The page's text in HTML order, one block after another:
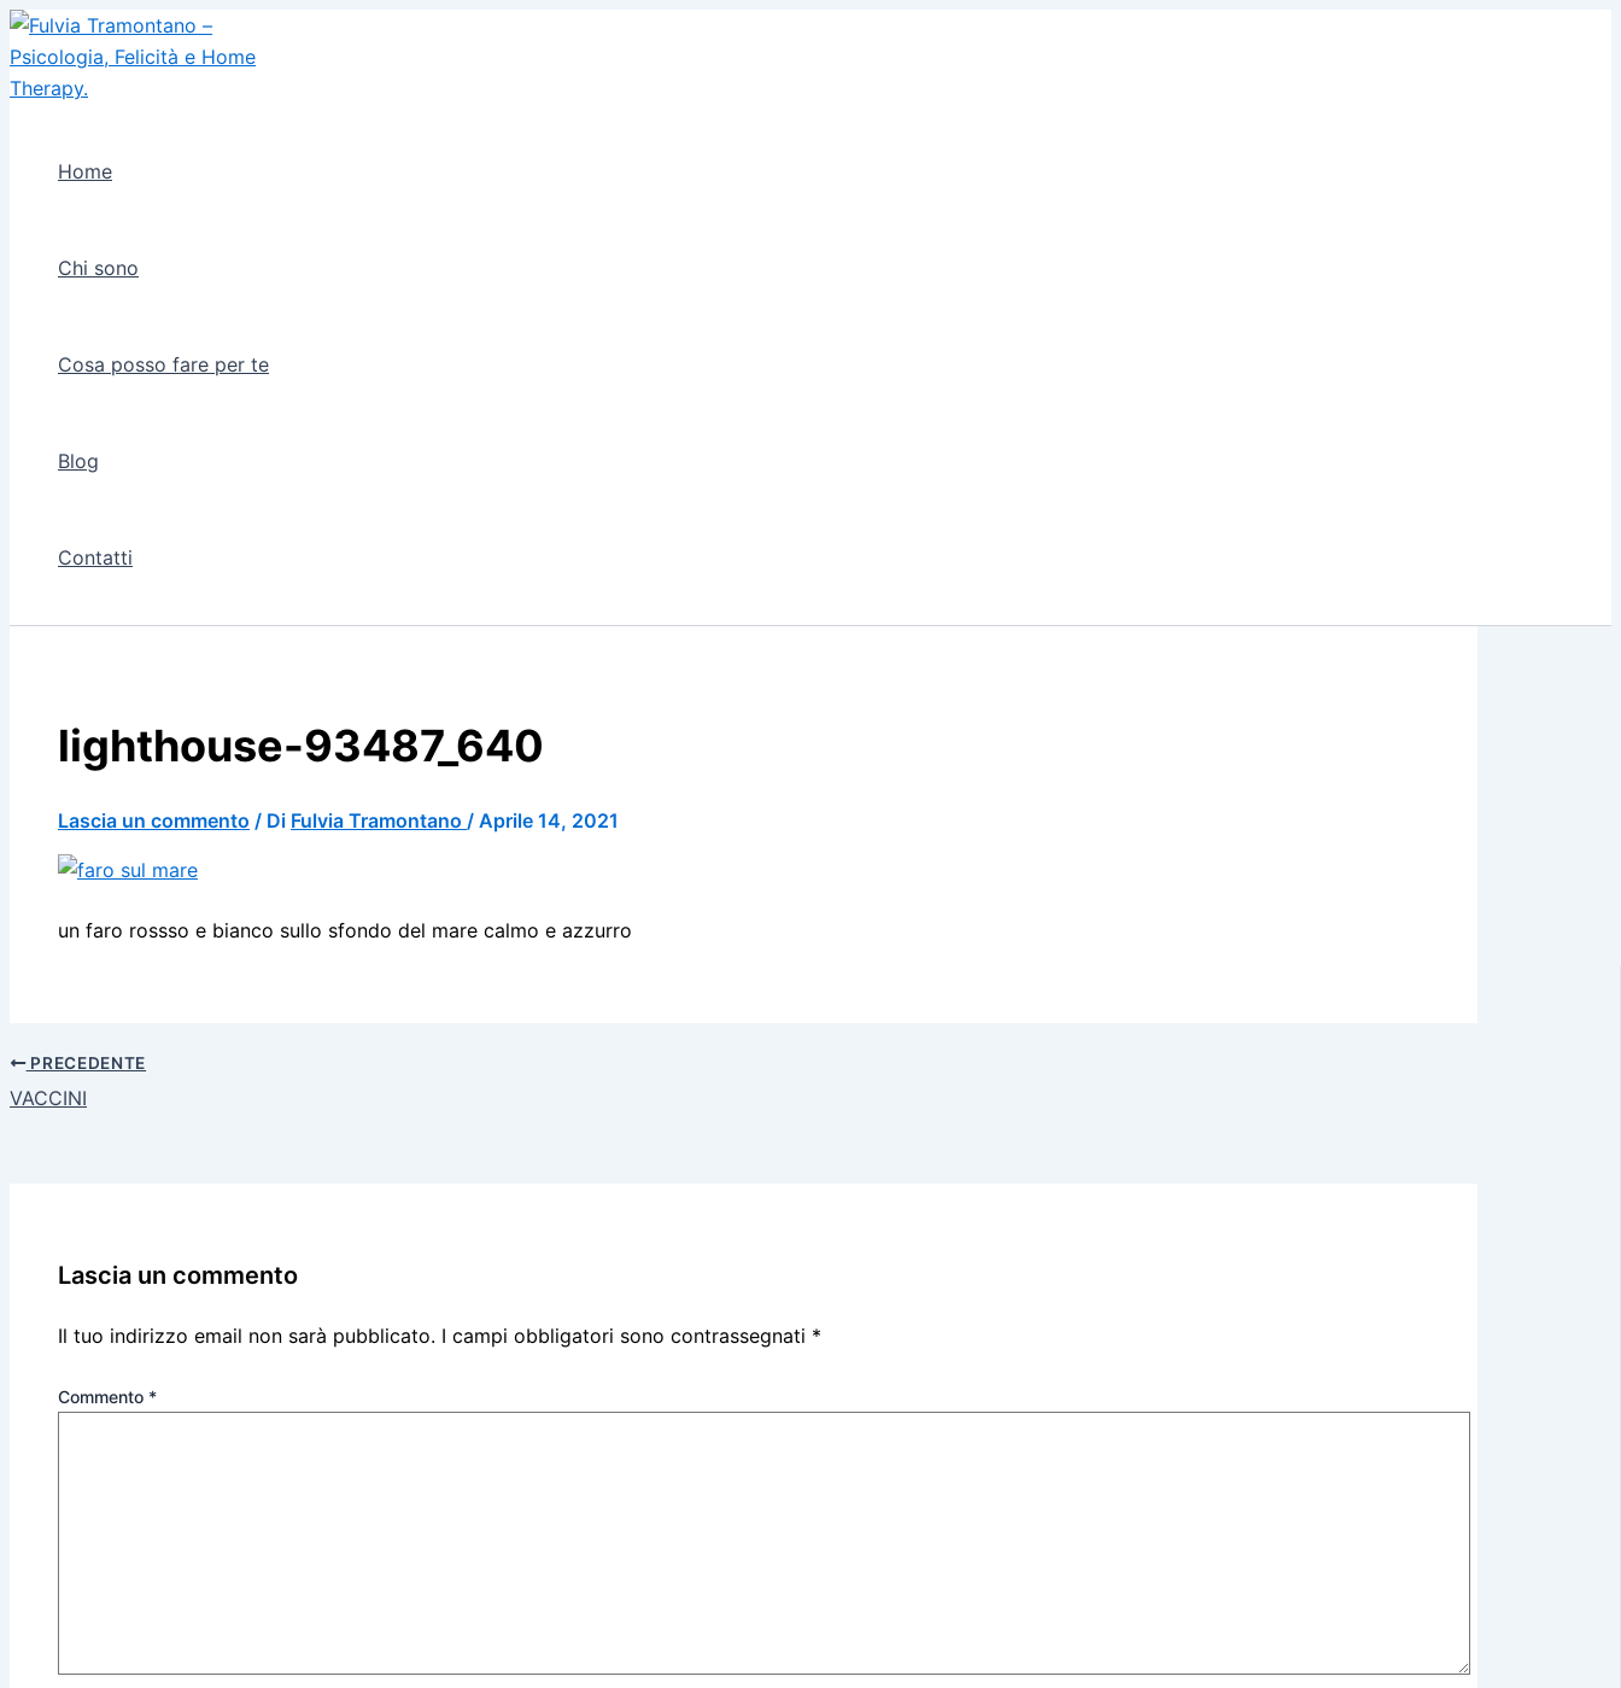
Vai
al
contenuto
Home
Chi sono
Cosa posso fare per te
Blog
Contatti
lighthouse-93487_640
Lascia un commento / Di Fulvia Tramontano / Aprile 14, 2021
un faro rossso e bianco sullo sfondo del mare calmo e azzurro
PRECEDENTE
VACCINI
Lascia un commento
Il tuo indirizzo email non sarà pubblicato. I campi obbligatori sono contrassegnati *
Commento *